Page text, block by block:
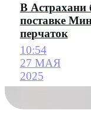
В Астрахани
поставке
перчаток
10:54
27 МАЯ
2025